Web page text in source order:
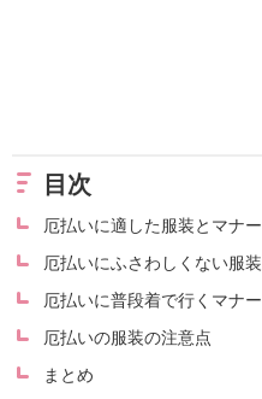
目次
厄払いに適した服装とマナー
厄払いにふさわしくない服装
厄払いに普段着で行くマナー
厄払いの服装の注意点
まとめ